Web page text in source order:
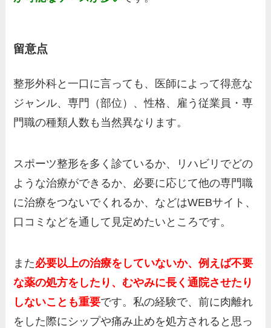
留意点
整形外科と一口に言っても、医師によって得意な
ジャンル、専門（部位）、性格、雇う従業員・専
門職の種類人数も当然異なります。
スポーツ整形を多く診ているか、リハビリでどの
ような治療ができるか、必要に応じて他の専門職
に治療をつないでくれるか、などはWEBサイト、
口コミなどを通して見定めたいところです。
また必要以上の治療をしていないか、例えば不要
な薬の処方をしたり、むやみに長く通院させたり
しないことも重要です。私の経験で、前に肉離れ
をした際にシップや痛み止めを処方されると思っ